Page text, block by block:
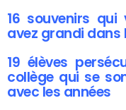
16 souvenirs
avez grandi dans
19 élèves
collège qui se
avec les années